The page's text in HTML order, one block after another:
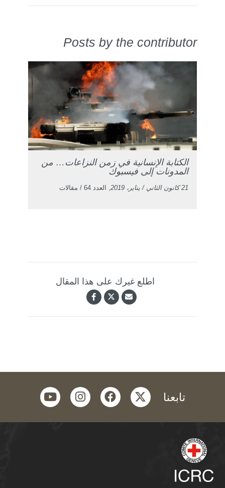
Posts by the contributor
الكتابة الإنسانية في زمن النزاعات… من
المدونات إلى فيسبوك
21 كانون الثاني / يناير، 2019 , العدد 64 / مقالات
اطلع غيرك على هذا المقال
تابعنا twitter
facebook
instagram
youtube